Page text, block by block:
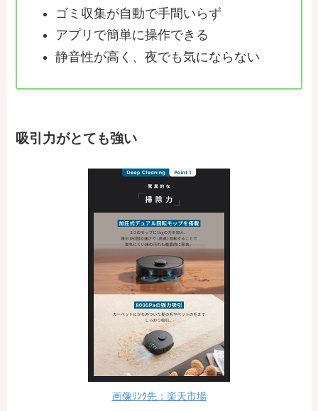
ゴミ収集が自動で手間いらず
アプリで簡単に操作できる
静音性が高く、夜でも気にならない
吸引力がとても強い
画像ﾘﾝｸ先：楽天市場